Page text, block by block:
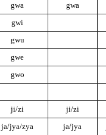
gwa
gwa
gwi
gwu
gwe
gwo
ji/zi
ji/zi
ja/jya/zya ja/jya